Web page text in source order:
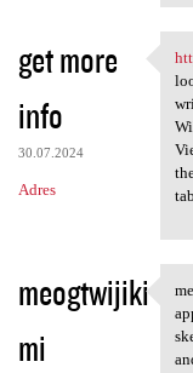
get more
info
30.07.2024
Adres
meogtwijiki
mi